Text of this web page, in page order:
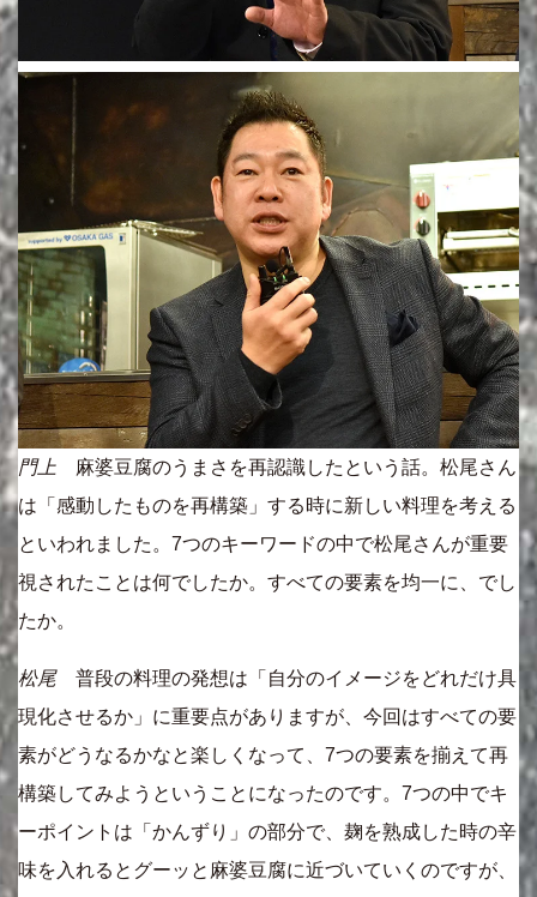
門上 麻婆豆腐のうまさを再認識したという話。松尾さん
は「感動したものを再構築」する時に新しい料理を考える
といわれました。7つのキーワードの中で松尾さんが重要
視されたことは何でしたか。すべての要素を均一に、でし
たか。
松尾普段の料理の発想は「自分のイメージをどれだけ具
現化させるか」に重要点がありますが、今回はすべての要
素がどうなるかなと楽しくなって、7つの要素を揃えて再
構築してみようということになったのです。7つの中でキ
ーポイントは「かんずり」の部分で、麹を熟成した時の辛
味を入れるとグーッと麻婆豆腐に近づいていくのですが、